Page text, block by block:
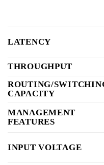
LATENCY
THROUGHPUT
ROUTING/
CAPACITY
MANAGEMENT
FEATURES
INPUT VOLTAGE